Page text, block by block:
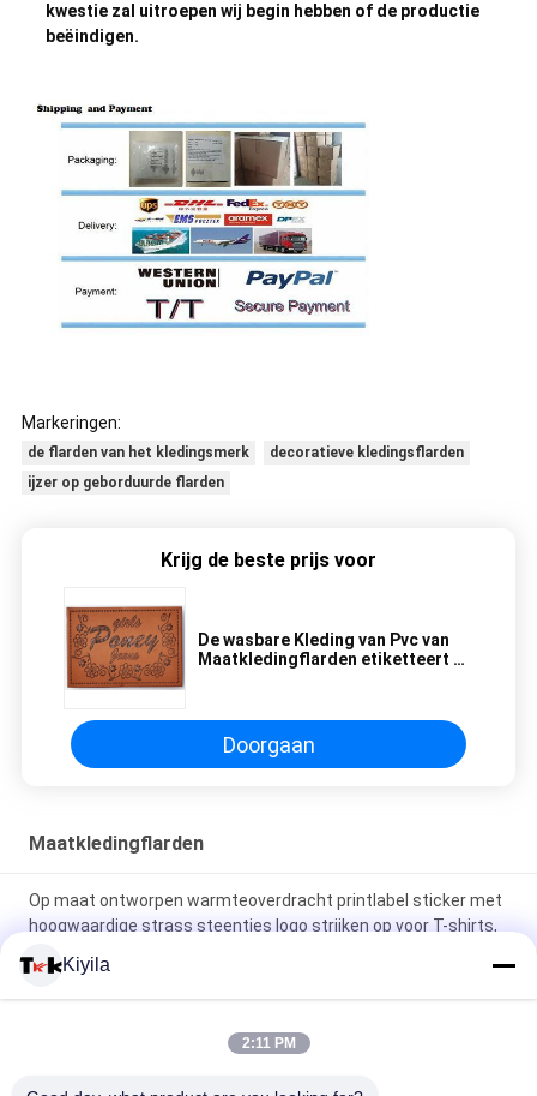
kwestie zal uitroepen wij begin hebben of de productie
beëindigen.
Markeringen:
de flarden van het kledingsmerk
decoratieve kledingsflarden
ijzer op geborduurde flarden
Krijg de beste prijs voor
De wasbare Kleding van Pvc van
Maatkledingflarden etiketteert de
Doorgaan
Maatkledingflarden
Op maat ontworpen warmteoverdracht printlabel sticker met
hoogwaardige strass steentjes logo strijken op voor T-shirts,
Silicone kleefplaster wasbare pleisters Silicone tandenborstel
Kiyila
2:11 PM